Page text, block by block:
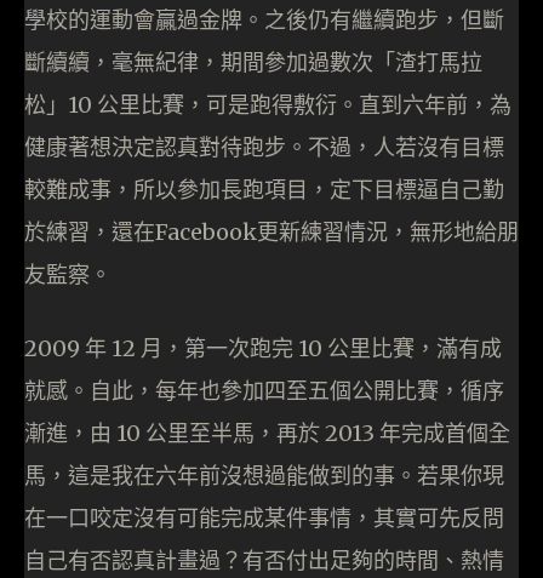
學校的運動會贏過金牌。之後仍有繼續跑步，但斷
斷續續，毫無紀律，期間參加過數次「渣打馬拉
松」10 公里比賽，可是跑得敷衍。直到六年前，為
健康著想決定認真對待跑步。不過，人若沒有目標
較難成事，所以參加長跑項目，定下目標逼自己勤
於練習，還在Facebook更新練習情況，無形地給朋
友監察。
2009 年 12 月，第一次跑完 10 公里比賽，滿有成
就感。自此，每年也參加四至五個公開比賽，循序
漸進，由 10 公里至半馬，再於 2013 年完成首個全
馬，這是我在六年前沒想過能做到的事。若果你現
在一口咬定沒有可能完成某件事情，其實可先反問
自己有否認真計畫過？有否付出足夠的時間、熱情